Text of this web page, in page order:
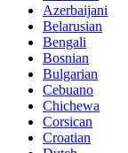
Azerbaijani
Belarusian
Bengali
Bosnian
Bulgarian
Cebuano
Chichewa
Corsican
Croatian